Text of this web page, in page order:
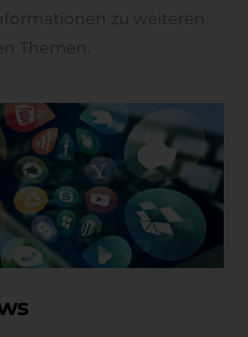
zu weiteren
Themen.